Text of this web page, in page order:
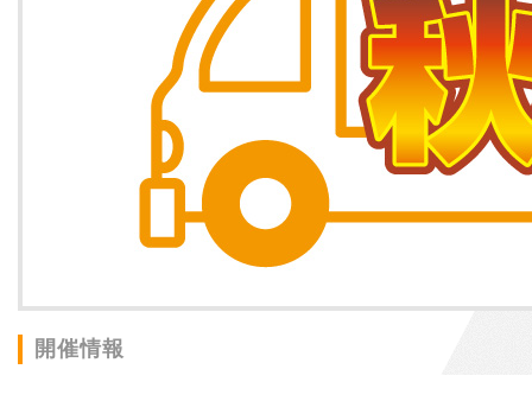
開催情報